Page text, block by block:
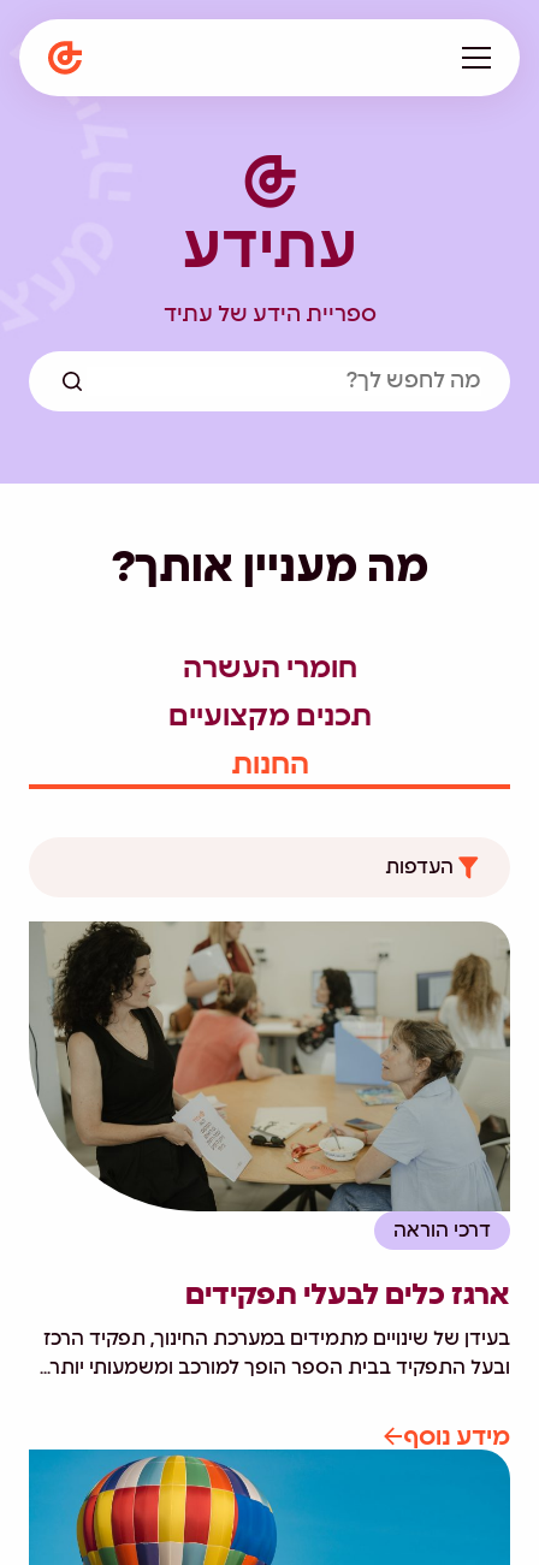
תפיסה חינוכית
en
עתידע
ספריית הידע של עתיד
מה מעניין אותך?
חומרי העשרה
תכנים מקצועיים
החנות
העדפות
דרכי הוראה
ארגז כלים לבעלי תפקידים
בעידן של שינויים מתמידים במערכת החינוך, תפקיד הרכז
ובעל התפקיד בבית הספר הופך למורכב ומשמעותי יותר...
מידע נוסף